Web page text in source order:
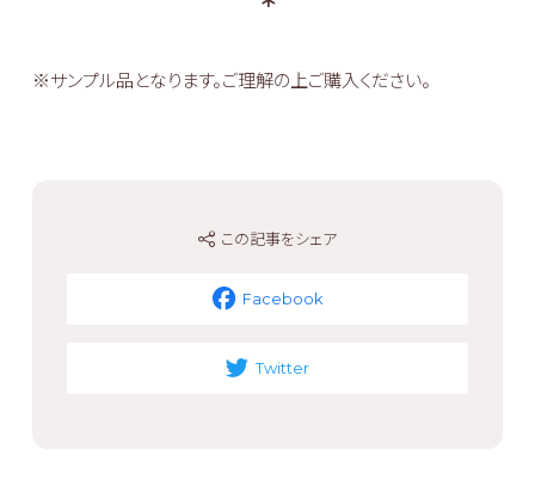
※サンプル品となります。ご理解の上ご購入ください。
この記事をシェア
Facebook
Twitter